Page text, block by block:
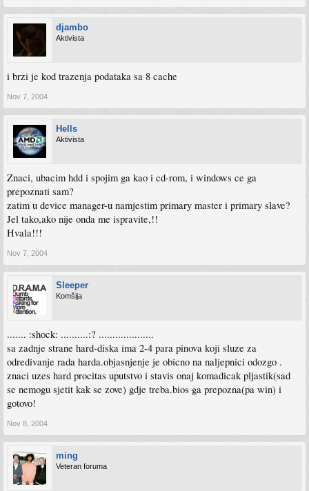
djambo
Aktivista
i brzi je kod trazenja podataka sa 8 cache
Nov 7, 2004
Hells
Aktivista
Znaci, ubacim hdd i spojim ga kao i cd-rom, i windows ce ga
prepoznati sam?
zatim u device manager-u namjestim primary master i primary slave?
Jel tako,ako nije onda me ispravite,!!
Hvala!!!
Nov 7, 2004
Sleeper
Komšija
....... :shock: ..........:? ....................
sa zadnje strane hard-diska ima 2-4 para pinova koji sluze za
odredivanje rada harda.objasnjenje je obicno na naljepnici odozgo .
znaci uzes hard procitas uputstvo i stavis onaj komadicak pljastik(sad
se nemogu sjetit kak se zove) gdje treba.bios ga prepozna(pa win) i
gotovo!
Nov 8, 2004
ming
Veteran foruma